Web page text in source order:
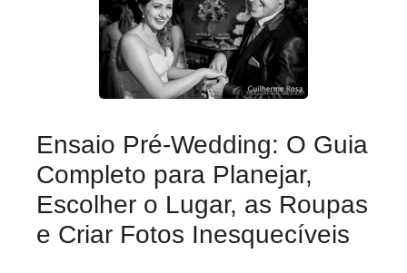
Ensaio Pré-Wedding: O Guia
Completo para Planejar,
Escolher o Lugar, as Roupas
e Criar Fotos Inesquecíveis